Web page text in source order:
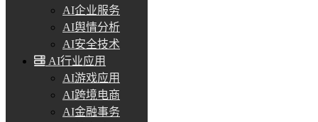
AI企业服务
AI舆情分析
AI安全技术
AI行业应用
AI游戏应用
AI跨境电商
AI金融事务